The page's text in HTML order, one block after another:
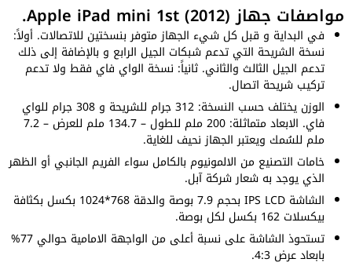
مواصفات جهاز Apple iPad mini 1st (2012).
في البداية و قبل كل شيء الجهاز متوفر بنسختين للاتصالات. أولاً:
نسخة الشريحة التي تدعم شبكات الجيل الرابع و بالإضافة إلى ذلك
تدعم الجيل الثالث والثاني. ثانياً: نسخة الواي فاي فقط ولا تدعم
تركيب شريحة اتصال.
الوزن يختلف حسب النسخة: 312 جرام للشريحة و 308 جرام للواي
فاي. الابعاد متماثلة: 200 ملم للطول – 134.7 ملم للعرض – 7.2
ملم للسُمك ويعتبر الجهاز نحيف للغاية.
خامات التصنيع من الالمونيوم بالكامل سواء الفريم الجانبي أو الظهر
الذي يوجد به شعار شركة آبل.
الشاشة IPS LCD بحجم 7.9 بوصة والدقة 768*1024 بكسل بكثافة
بيكسلات 162 بكسل لكل بوصة.
تستحوذ الشاشة على نسبة أعلى من الواجهة الامامية حوالي 77%
بابعاد عرض 4:3.